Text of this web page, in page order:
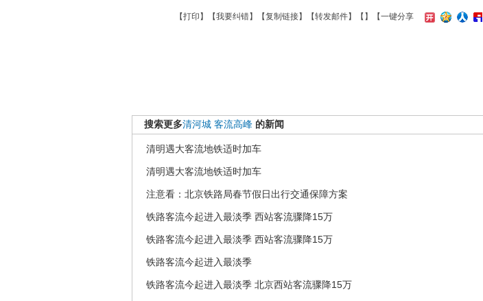
【打印 】【我要纠错】【复制链接】【转发邮件】【 】 【一键分享
搜索更多清河城 客流高峰 的新闻
清明遇大客流地铁适时加车
清明遇大客流地铁适时加车
注意看：北京铁路局春节假日出行交通保障方案
铁路客流今起进入最淡季 西站客流骤降15万
铁路客流今起进入最淡季 西站客流骤降15万
铁路客流今起进入最淡季
铁路客流今起进入最淡季 北京西站客流骤降15万